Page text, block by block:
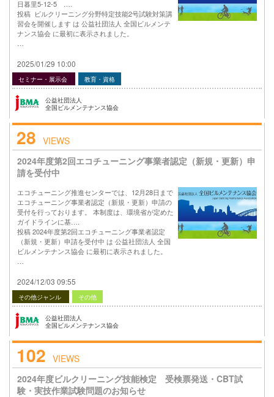
日暮里5-12-5 ….
投稿 ビルクリーニング分野特定技能2号試験対策講
習会を開催します は 公益社団法人 全国ビルメンテ
ナンス協会 に最初に表示されました。
2025/01/29 10:00
セミナー・展示会 教育・資格
公益社団法人
全国ビルメンテナンス協会
28 VIEWS
2024年度第2回エコチューニング事業者認定（新規・更新）申
請を受付中
エコチューニング推進センターでは、12月28日まで
エコチューニング事業者認定（新規・更新）申請の
受付を行っております。 本制度は、環境省が定めた
ガイドラインに基….
投稿 2024年度第2回エコチューニング事業者認定
（新規・更新）申請を受付中 は 公益社団法人 全国
ビルメンテナンス協会 に最初に表示されました。
2024/12/03 09:55
その他ジャンル その他
公益社団法人
全国ビルメンテナンス協会
102 VIEWS
2024年度ビルクリーニング技能検定 受検票発送・CBT試
験・実技作業試験問題のお知らせ